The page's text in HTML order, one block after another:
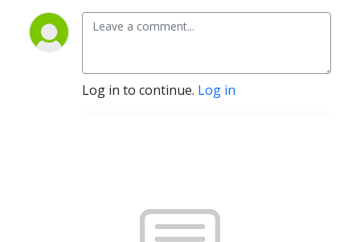
Log in to continue. Log in